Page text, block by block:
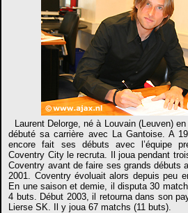
Laurent Delorge, né à Louvain (Leuven)
débuté sa carrière avec La Gantoise. A
encore fait ses débuts avec l’équipe
Coventry City le recruta. Il joua pendant
Coventry avant de faire ses grands débuts
2001. Coventry évoluait alors depuis peu
En une saison et demie, il disputa 30
4 buts. Début 2003, il retourna dans son
Lierse SK. Il y joua 67 matchs (11 buts).